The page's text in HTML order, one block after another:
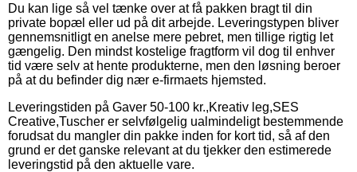
Du kan lige så vel tænke over at få pakken bragt til din
private bopæl eller ud på dit arbejde. Leveringstypen bliver
gennemsnitligt en anelse mere pebret, men tillige rigtig let
gængelig. Den mindst kostelige fragtform vil dog til enhver
tid være selv at hente produkterne, men den løsning beroer
på at du befinder dig nær e-firmaets hjemsted.
Leveringstiden på Gaver 50-100 kr.,Kreativ leg,SES
Creative,Tuscher er selvfølgelig ualmindeligt bestemmende
forudsat du mangler din pakke inden for kort tid, så af den
grund er det ganske relevant at du tjekker den estimerede
leveringstid på den aktuelle vare.